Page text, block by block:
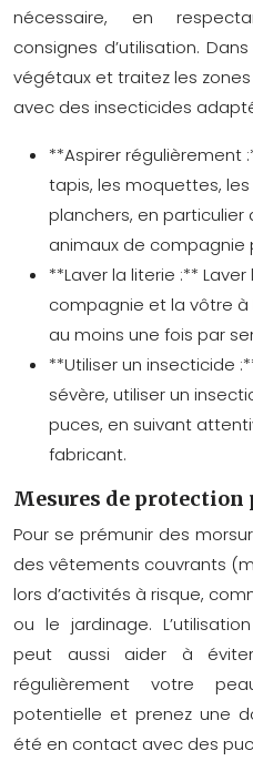
nécessaire, en
consignes d’utilisation.
végétaux et traitez les
avec des insecticides
**Aspirer régulièrement
tapis, les moquettes,
planchers, en particulier
animaux de compagnie
**Laver la literie :**
compagnie et la vôtre à
au moins une fois par
**Utiliser un insecticide
sévère, utiliser un
puces, en suivant
fabricant.
Mesures de protection
Pour se prémunir des
des vêtements couvrants
lors d’activités à risque,
ou le jardinage.
peut aussi aider à
régulièrement votre
potentielle et prenez une
été en contact avec des